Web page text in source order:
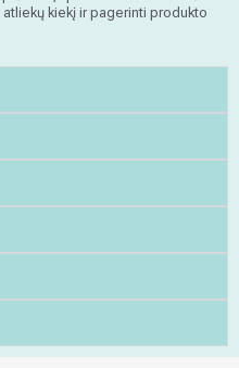
kiekį ir pagerinti produkto